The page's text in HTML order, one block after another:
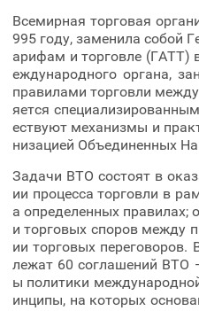
Всемирная торговая
995 году, заменила собой
арифам и торговле (ГАТТ)
еждународного органа,
правилами торговли
яется
ествуют механизмы и
низацией Объединенных
Задачи ВТО состоят в
ии процесса торговли в
а определенных правилах;
и торговых споров между
ии торговых переговоров.
лежат 60 соглашений ВТО
ы политики
инципы, на которых